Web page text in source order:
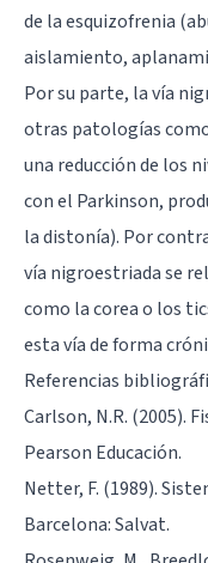
de la esquizofrenia
aislamiento,
Por su parte, la vía
otras patologías
una reducción de los
con el Parkinson,
la distonía). Por
vía nigroestriada se
como la corea o los
esta vía de forma
Referencias
Carlson, N.R. (2005).
Pearson Educación.
Netter, F. (1989).
Barcelona: Salvat.